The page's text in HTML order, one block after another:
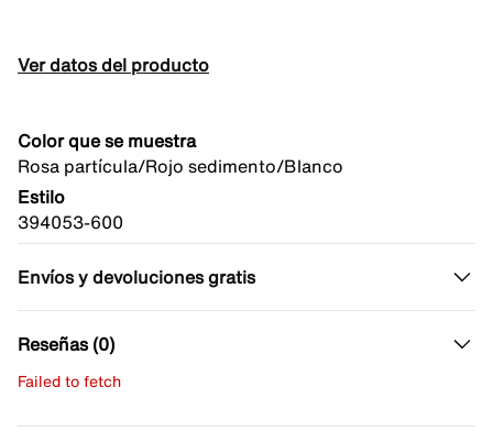
Ver datos del producto
Color que se muestra
Rosa partícula/Rojo sedimento/Blanco
Estilo
394053-600
Envíos y devoluciones gratis
Reseñas (0)
Failed to fetch